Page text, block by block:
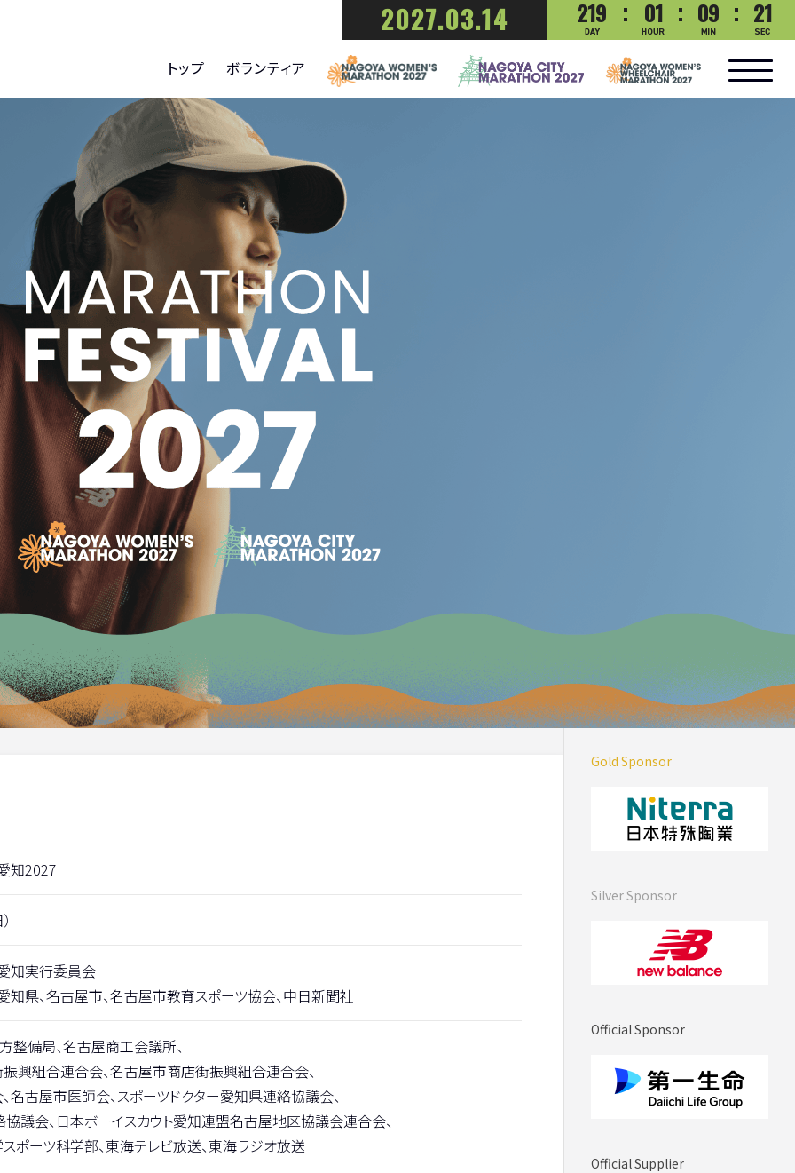
2027.03.14 219 01 09 20
トップ ボランティア
知2027
愛知実行委員会
知県、名古屋市、名古屋市教育スポーツ協会、中日新聞社
整備局、名古屋商工会議所、
興組合連合会、名古屋市商店街振興組合連合会、
名古屋市医師会、スポーツドクター愛知県連絡協議会、
議会、日本ボーイスカウト愛知連盟名古屋地区協議会連合会、
ポーツ科学部、東海テレビ放送、東海ラジオ放送
Gold Sponsor
Silver Sponsor
Official Sponsor
Official Supplier